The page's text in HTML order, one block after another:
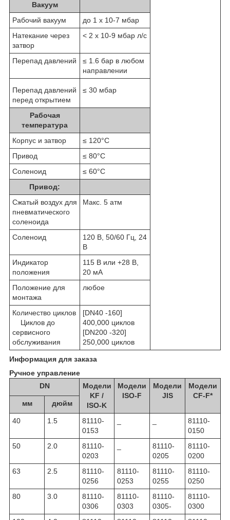
Вакуум
Рабочий вакуум
до 1 x 10-7 мбар
Натекание через
затвор
< 2 x 10-9 мбар л/с
Перепад давлений
≤ 1.6 бар в любом
направлении
Перепад давлений
перед открытием
≤ 30 мбар
Рабочая
температура
Корпус и затвор
≤ 120°C
Привод
≤ 80°C
Соленоид
≤ 60°C
Привод:
Сжатый воздух для
пневматического
соленоида
Макс. 5 атм
Соленоид
120 В, 50/60 Гц, 24
В
Индикатор
положения
115 В или +28 В,
20 мА
Положение для
монтажа
любое
Количество циклов
Циклов до
сервисного
обслуживания
[DN40 -160]
400,000 циклов
[DN200 -320]
250,000 циклов
Информация для заказа
Ручное управление
DN
Модели
KF /
ISO-K
Модели
ISO-F
Модели
JIS
Модели
CF-F*
мм
дюйм
40 1.5
81110-
0153
81110-
0150
50
2.0
81110-
0203
81110-
0205
81110-
0200
63
2.5
81110-
0256
81110-
0253
81110-
0255
81110-
0250
80
3.0
81110-
0306
81110-
0303
81110-
0305-
81110-
0300